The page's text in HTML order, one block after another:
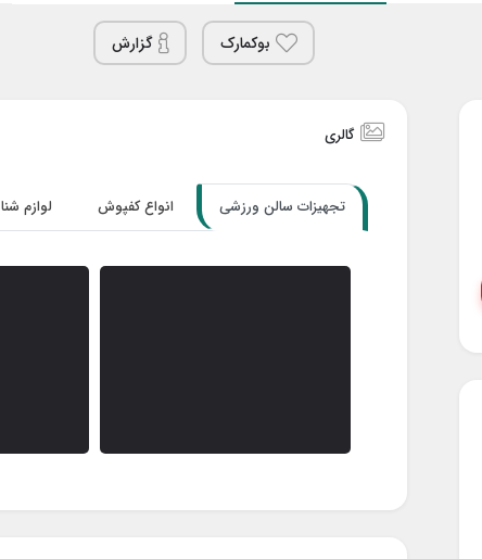
بوکمارک گزارش
گالری
تجهیزات سالن ورزشی انواع کفپوش لوازم شنا